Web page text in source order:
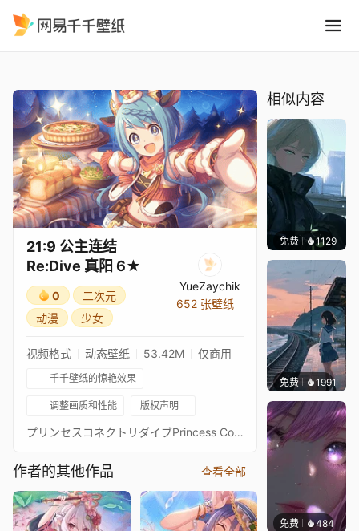
21:9 公主连结
Re:Dive 真阳 6★
0
二次元
动漫
少女
YueZaychik
652 张壁纸
视频格式 动态壁纸 53.42M 仅商用
千千壁纸的惊艳效果
调整画质和性能 版权声明
プリンセスコネクトリダイブPrincess Connect! Re: Dive超异域公主连结！Re: Dive6星 真阳 奶牛 6★ 主页动画壁纸6★マヒル - Mahiru通过 Waifu2x 降噪放大 + FFmpeg 60FPS 补帧处理21:9 3440*1440 带鱼屏适配16:9 标准比例版：https://steamcommunity.com/sharedfiles/filedetails/?id=2294768460PCR 16:9 合集：https://steamcommunity.com/sharedfiles/filedetails/?id=2134024999PCR 21:9 合集：https://steamcommunity.com/sharedfiles/filedetails/?id=2137377323
作者的其他作品 查看全部
相似内容
免费 1129辰东
免费 1991辰东
免费 484辰东